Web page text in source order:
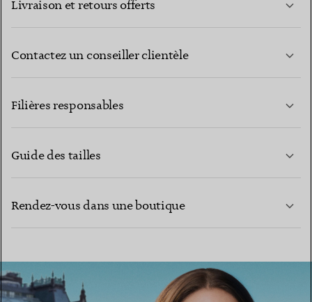
Livraison et retours offerts
Contactez un conseiller clientèle
Filières responsables
Guide des tailles
Rendez-vous dans une boutique
TROUVEZ LA BOUTIQUE LA PLUS PROCHE